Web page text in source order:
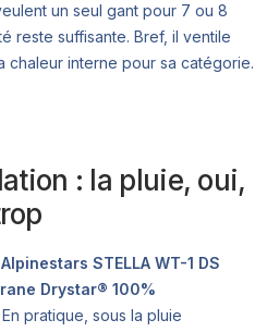
un seul gant pour 7 ou 8
reste suffisante. Bref, il ventile
chaleur interne pour sa catégorie.
: la pluie, oui,
Alpinestars STELLA WT-1 DS
Drystar® 100%
En pratique, sous la pluie